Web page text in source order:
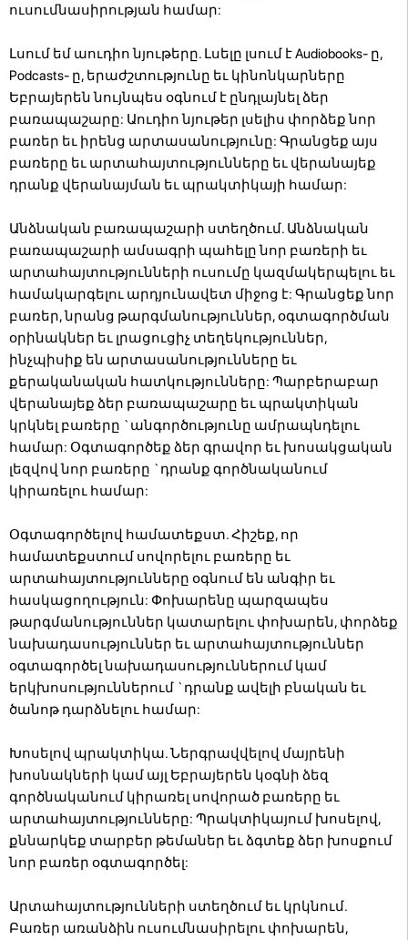
ուսումնասիրության համար:
Լսում եմ աուդիո նյութերը. Լսելը լսում է Audiobooks- ը,
Podcasts- ը, երաժշտությունը եւ կինոնկարները
Եբրայերեն նույնպես օգնում է ընդլայնել ձեր
բառապաշարը: Աուդիո նյութեր լսելիս փորձեք նոր
բառեր եւ իրենց արտասանությունը: Գրանցեք այս
բառերը եւ արտահայտությունները եւ վերանայեք
դրանք վերանայման եւ պրակտիկայի համար:
Անձնական բառապաշարի ստեղծում. Անձնական
բառապաշարի ամսագրի պահելը նոր բառերի եւ
արտահայտությունների ուսումը կազմակերպելու եւ
համակարգելու արդյունավետ միջոց է: Գրանցեք նոր
բառեր, նրանց թարգմանություններ, օգտագործման
օրինակներ եւ լրացուցիչ տեղեկություններ,
ինչպիսիք են արտասանությունները եւ
քերականական հատկությունները: Պարբերաբար
վերանայեք ձեր բառապաշարը եւ պրակտիկան
կրկնել բառերը `անգործությունը ամրապնդելու
համար: Օգտագործեք ձեր գրավոր եւ խոսակցական
լեզվով նոր բառերը `դրանք գործնականում
կիրառելու համար:
Օգտագործելով համատեքստ. Հիշեք, որ
համատեքստում սովորելու բառերը եւ
արտահայտությունները օգնում են անգիր եւ
հասկացողություն: Փոխարենը պարզապես
թարգմանություններ կատարելու փոխարեն, փորձեք
նախադասություններ եւ արտահայտություններ
օգտագործել նախադասություններում կամ
երկխոսություններում `դրանք ավելի բնական եւ
ծանոթ դարձնելու համար:
Խոսելով պրակտիկա. Ներգրավվելով մայրենի
խոսնակների կամ այլ Եբրայերեն կօգնի ձեզ
գործնականում կիրառել սովորած բառերը եւ
արտահայտությունները: Պրակտիկայում խոսելով,
քննարկեք տարբեր թեմաներ եւ ձգտեք ձեր խոսքում
նոր բառեր օգտագործել:
Արտահայտությունների ստեղծում եւ կրկնում.
Բառեր առանձին ուսումնասիրելու փոխարեն,